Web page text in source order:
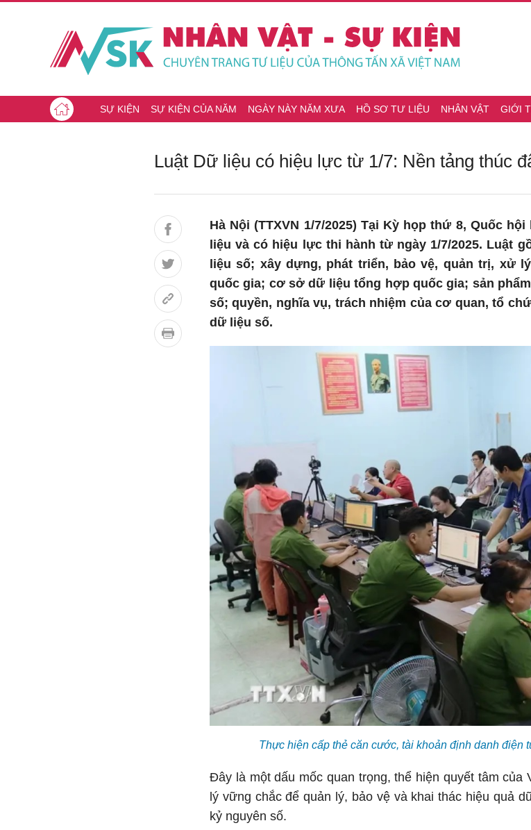
SỰ KIỆN SỰ KIỆN CỦA NĂM NGÀY NÀY NĂM XƯA HỒ SƠ TƯ LIỆU NHÂN VẬT GIỚI
Luật Dữ liệu có hiệu lực từ 1/7: Nền tảng thúc
Hà Nội (TTXVN 1/7/2025) Tại Kỳ họp thứ 8, Quốc
liệu và có hiệu lực thi hành từ ngày 1/7/2025. Luật
liệu số; xây dựng, phát triển, bảo vệ, quản trị, xử
quốc gia; cơ sở dữ liệu tổng hợp quốc gia; sản
số; quyền, nghĩa vụ, trách nhiệm của cơ quan, tổ
dữ liệu số.
Thực hiện cấp thẻ căn cước, tài khoản định danh điện
Đây là một dấu mốc quan trọng, thể hiện quyết tâm
lý vững chắc để quản lý, bảo vệ và khai thác hiệu quả
kỷ nguyên số.